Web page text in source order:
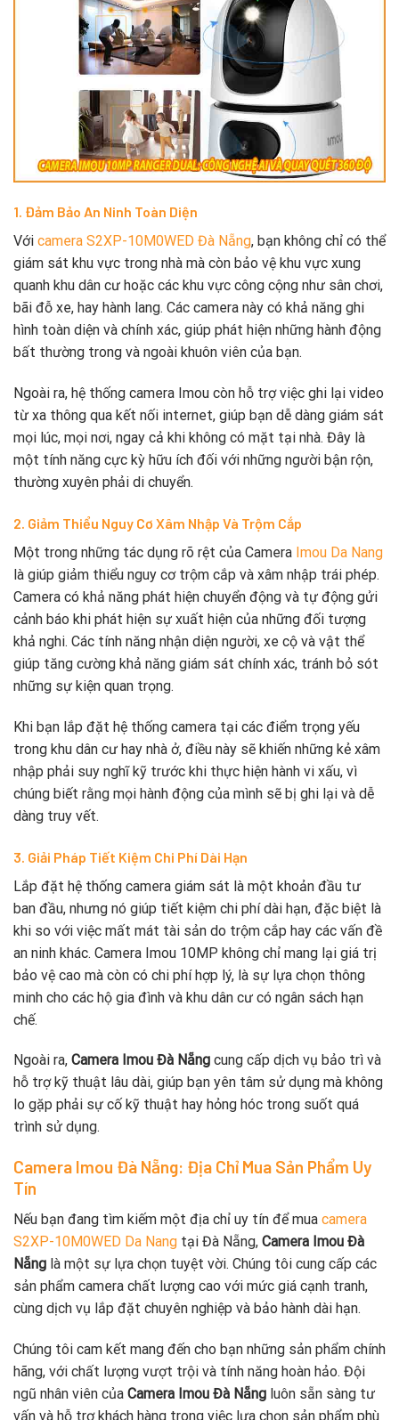
1. Đảm Bảo An Ninh Toàn Diện
Với camera S2XP-10M0WED Đà Nẵng, bạn không chỉ có thể
giám sát khu vực trong nhà mà còn bảo vệ khu vực xung
quanh khu dân cư hoặc các khu vực công cộng như sân chơi,
bãi đỗ xe, hay hành lang. Các camera này có khả năng ghi
hình toàn diện và chính xác, giúp phát hiện những hành động
bất thường trong và ngoài khuôn viên của bạn.
Ngoài ra, hệ thống camera Imou còn hỗ trợ việc ghi lại video
từ xa thông qua kết nối internet, giúp bạn dễ dàng giám sát
mọi lúc, mọi nơi, ngay cả khi không có mặt tại nhà. Đây là
một tính năng cực kỳ hữu ích đối với những người bận rộn,
thường xuyên phải di chuyển.
2. Giảm Thiểu Nguy Cơ Xâm Nhập Và Trộm Cắp
Một trong những tác dụng rõ rệt của Camera Imou Da Nang
là giúp giảm thiểu nguy cơ trộm cắp và xâm nhập trái phép.
Camera có khả năng phát hiện chuyển động và tự động gửi
cảnh báo khi phát hiện sự xuất hiện của những đối tượng
khả nghi. Các tính năng nhận diện người, xe cộ và vật thể
giúp tăng cường khả năng giám sát chính xác, tránh bỏ sót
những sự kiện quan trọng.
Khi bạn lắp đặt hệ thống camera tại các điểm trọng yếu
trong khu dân cư hay nhà ở, điều này sẽ khiến những kẻ xâm
nhập phải suy nghĩ kỹ trước khi thực hiện hành vi xấu, vì
chúng biết rằng mọi hành động của mình sẽ bị ghi lại và dễ
dàng truy vết.
3. Giải Pháp Tiết Kiệm Chi Phí Dài Hạn
Lắp đặt hệ thống camera giám sát là một khoản đầu tư
ban đầu, nhưng nó giúp tiết kiệm chi phí dài hạn, đặc biệt là
khi so với việc mất mát tài sản do trộm cắp hay các vấn đề
an ninh khác. Camera Imou 10MP không chỉ mang lại giá trị
bảo vệ cao mà còn có chi phí hợp lý, là sự lựa chọn thông
minh cho các hộ gia đình và khu dân cư có ngân sách hạn
chế.
Ngoài ra, Camera Imou Đà Nẵng cung cấp dịch vụ bảo trì và
hỗ trợ kỹ thuật lâu dài, giúp bạn yên tâm sử dụng mà không
lo gặp phải sự cố kỹ thuật hay hỏng hóc trong suốt quá
trình sử dụng.
Camera Imou Đà Nẵng: Địa Chỉ Mua Sản Phẩm Uy
Tín
Nếu bạn đang tìm kiếm một địa chỉ uy tín để mua camera
S2XP-10M0WED Da Nang tại Đà Nẵng, Camera Imou Đà
Nẵng là một sự lựa chọn tuyệt vời. Chúng tôi cung cấp các
sản phẩm camera chất lượng cao với mức giá cạnh tranh,
cùng dịch vụ lắp đặt chuyên nghiệp và bảo hành dài hạn.
Chúng tôi cam kết mang đến cho bạn những sản phẩm chính
hãng, với chất lượng vượt trội và tính năng hoàn hảo. Đội
ngũ nhân viên của Camera Imou Đà Nẵng luôn sẵn sàng tư
vấn và hỗ trợ khách hàng trong việc lựa chọn sản phẩm phù